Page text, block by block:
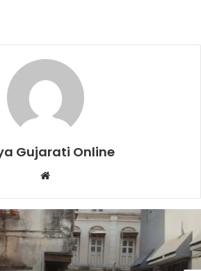
Gujarati Online
Website